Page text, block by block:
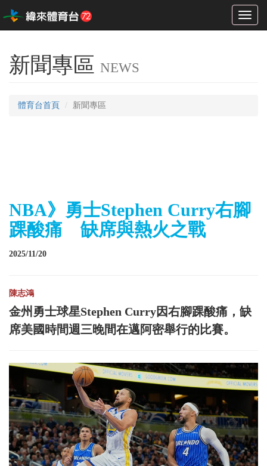
Toggle
新聞專區 NEWS
體育台首頁 新聞專區
NBA》勇士Stephen Curry右腳
踝酸痛 缺席與熱火之戰
2025/11/20
陳志鴻
金州勇士球星Stephen Curry因右腳踝酸痛，缺
席美國時間週三晚間在邁阿密舉行的比賽。